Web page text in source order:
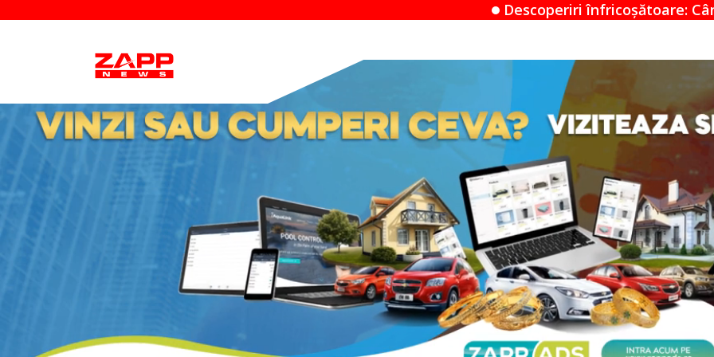
Descoperiri înfricoșătoare: Când un Airbnb devine